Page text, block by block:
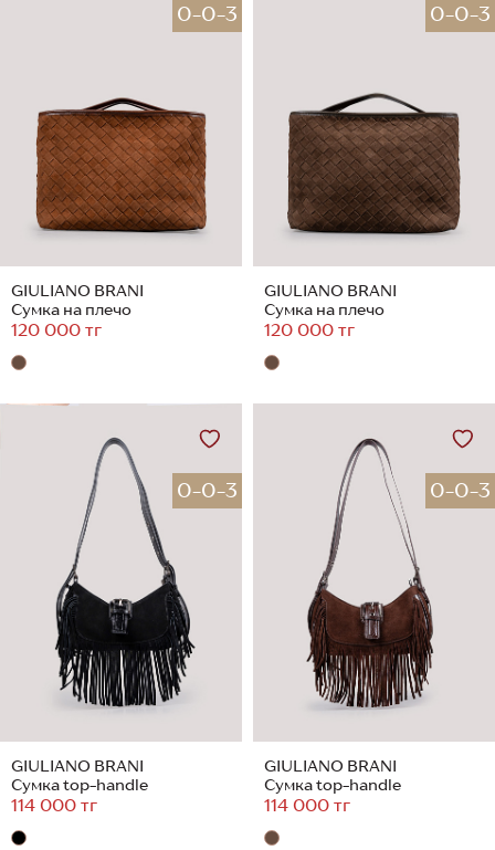
0-0-3
GIULIANO BRANI
Сумка на плечо
120 000 тг
0-0-3
GIULIANO BRANI
Сумка на плечо
120 000 тг
0-0-3
GIULIANO BRANI
Сумка top-handle
114 000 тг
0-0-3
GIULIANO BRANI
Сумка top-handle
114 000 тг